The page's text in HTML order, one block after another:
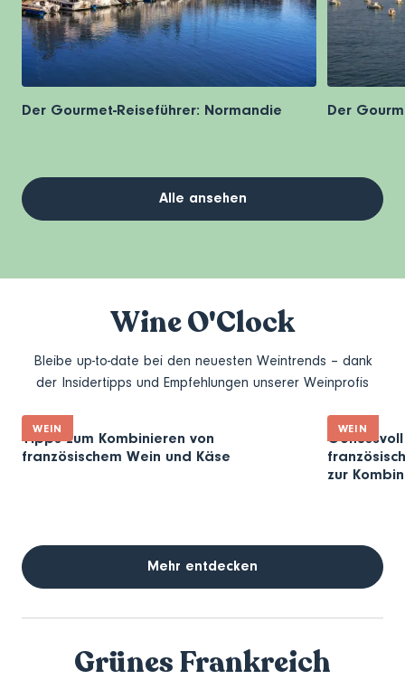
Der Gourmet-Reiseführer: Normandie Der
Alle ansehen
Wine O'Clock
Bleibe up-to-date bei den neuesten Weintrends – dank
der Insidertipps und Empfehlungen unserer Weinprofis
WEIN
Tipps zum Kombinieren von
französischem Wein und Käse
WEIN
zur
Mehr entdecken
Grünes Frankreich